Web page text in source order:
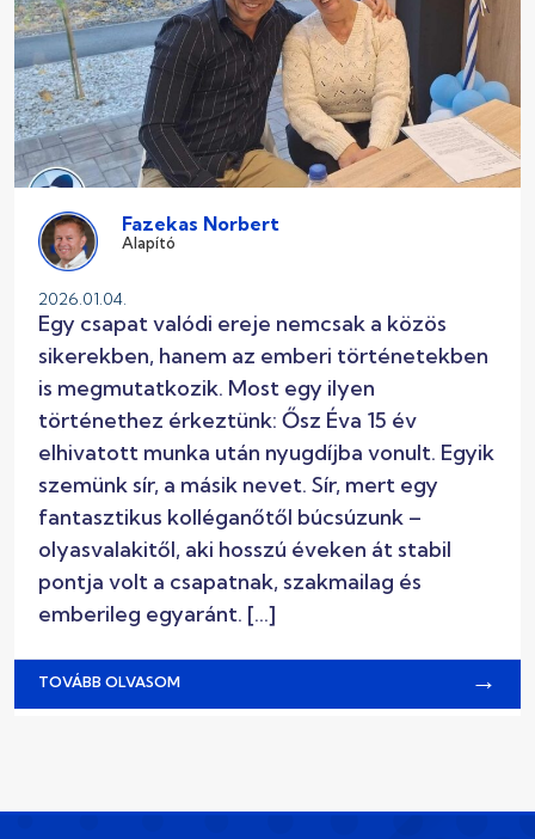
Fazekas Norbert
Alapító
2026.01.04.
Egy csapat valódi ereje nemcsak a közös
sikerekben, hanem az emberi történetekben
is megmutatkozik. Most egy ilyen
történethez érkeztünk: Ősz Éva 15 év
elhivatott munka után nyugdíjba vonult. Egyik
szemünk sír, a másik nevet. Sír, mert egy
fantasztikus kolléganőtől búcsúzunk –
olyasvalakitől, aki hosszú éveken át stabil
pontja volt a csapatnak, szakmailag és
emberileg egyaránt. […]
TOVÁBB OLVASOM →